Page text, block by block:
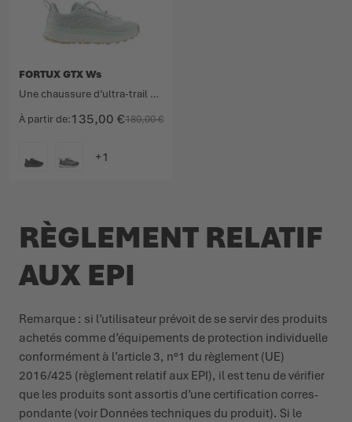
À partir de 135,00 €180,00 €
FORTUX GTX Ws
Une chaussure d’ultra-trail hautement performante dotée d’une membrane GORE-TEX
RÈGLEMENT RELATIF
AUX EPI
Remarque : si l’uti­li­sateur prévoit de se servir des produits
achetés comme d’équi­pements de protection indi­vi­duelle
confor­mément à l’article 3, n°1 du règlement (UE)
2016/425 (règlement relatif aux EPI), il est tenu de vérifier
que les produits sont assortis d’une certi­fi­cation corres­
pondante (voir Données tech­niques du produit). Si le